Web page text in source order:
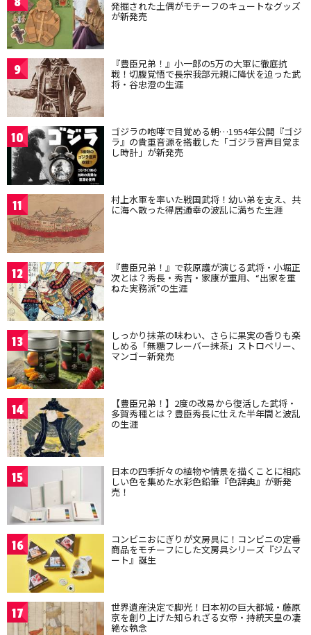
発掘された土偶がモチーフのキュートなグッズ
が新発売
9 『豊臣兄弟！』小一郎の5万の大軍に徹底抗
戦！切腹覚悟で長宗我部元親に降伏を迫った武
将・谷忠澄の生涯
10 ゴジラの咆哮で目覚める朝…1954年公開『ゴジ
ラ』の貴重音源を搭載した「ゴジラ音声目覚ま
し時計」が新発売
11 村上水軍を率いた戦国武将！幼い弟を支え、共
に海へ散った得居通幸の波乱に満ちた生涯
12 『豊臣兄弟！』で萩原護が演じる武将・小堀正
次とは？秀長・秀吉・家康が重用、“出家を重
ねた実務派”の生涯
13 しっかり抹茶の味わい、さらに果実の香りも楽
しめる「無糖フレーバー抹茶」ストロベリー、
マンゴー新発売
14 【豊臣兄弟！】2度の改易から復活した武将・
多賀秀種とは？豊臣秀長に仕えた半年間と波乱
の生涯
15 日本の四季折々の植物や情景を描くことに相応
しい色を集めた水彩色鉛筆『色辞典』が新発
売！
16 コンビニおにぎりが文房具に！コンビニの定番
商品をモチーフにした文房具シリーズ『ジムマ
ート』誕生
17 世界遺産決定で脚光！日本初の巨大都城・藤原
京を創り上げた知られざる女帝・持統天皇の凄
絶な執念